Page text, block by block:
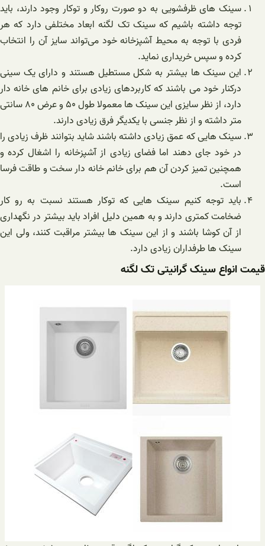
سینک های ظرفشویی به دو صورت روکار و توکار وجود دارند، باید
توجه داشته باشیم که سینک تک لگنه ابعاد مختلفی دارد که هر
فردی با توجه به محیط آشپزخانه خود می‌تواند سایز آن را انتخاب
کرده و سپس خریداری نماید.
این سینک ها بیشتر به شکل مستطیل هستند و دارای یک سینی
درکنار خود می باشند که کاربردهای زیادی برای خانم های خانه دار
دارد، از نظر سایزی این سینک ها معمولا طول ۵۰ و عرض ۸۰ سانتی
متر داشته و از نظر جنسی با یکدیگر فرق زیادی دارند.
سینک هایی که عمق زیادی داشته باشند شاید بتوانند ظرف زیادی را
در خود جای دهند اما فضای زیادی از آشپزخانه را اشغال کرده و
همچنین تمیز کردن آن هم برای خانم خانه دار سخت و طاقت فرسا
باید توجه کنیم سینک هایی که توکار هستند نسبت به رو کار
ضخامت کمتری دارند و به همین دلیل افراد باید بیشتر در نگهداری
از آن کوشا باشند و از این سینک ها بیشتر مراقبت کنند، ولی این
سینک ها طرفداران زیادی دارد.
سینک گرانیتی تک لگنه